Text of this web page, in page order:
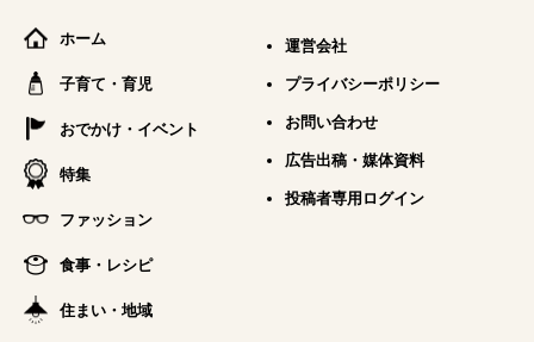
ホーム
子育て・育児
おでかけ・イベント
特集
ファッション
食事・レシピ
住まい・地域
運営会社
プライバシーポリシー
お問い合わせ
広告出稿・媒体資料
投稿者専用ログイン